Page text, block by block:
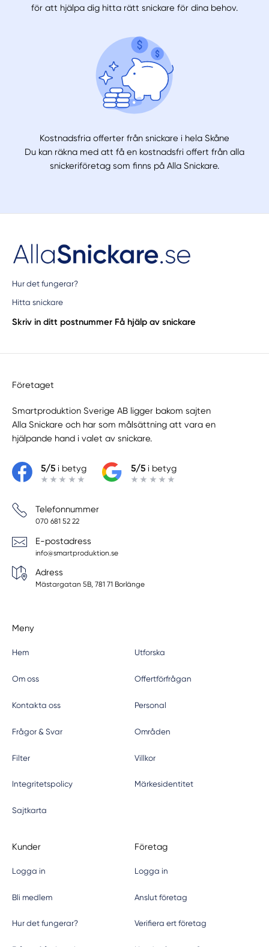
för att hjälpa dig hitta rätt snickare för dina behov.
Kostnadsfria offerter från snickare i hela Skåne
Du kan räkna med att få en kostnadsfri offert från alla
snickeriföretag som finns på Alla Snickare.
Hur det fungerar?
Hitta snickare
Skriv in ditt postnummer Få hjälp av snickare
Företaget
Smartproduktion Sverige AB ligger bakom sajten
Alla Snickare och har som målsättning att vara en
hjälpande hand i valet av snickare.
5/5i betyg 5/5i betyg
Telefonnummer
070 681 52 22
E-postadress
info@smartproduktion.se
Adress
Mästargatan 5B, 781 71 Borlänge
Meny
Hem Utforska
Om oss Offertförfrågan
Kontakta oss Personal
Frågor & Svar Områden
Filter Villkor
Integritetspolicy Märkesidentitet
Sajtkarta
Kunder
Logga in
Bli medlem
Hur det fungerar?
Företag
Logga in
Anslut företag
Verifiera ert företag